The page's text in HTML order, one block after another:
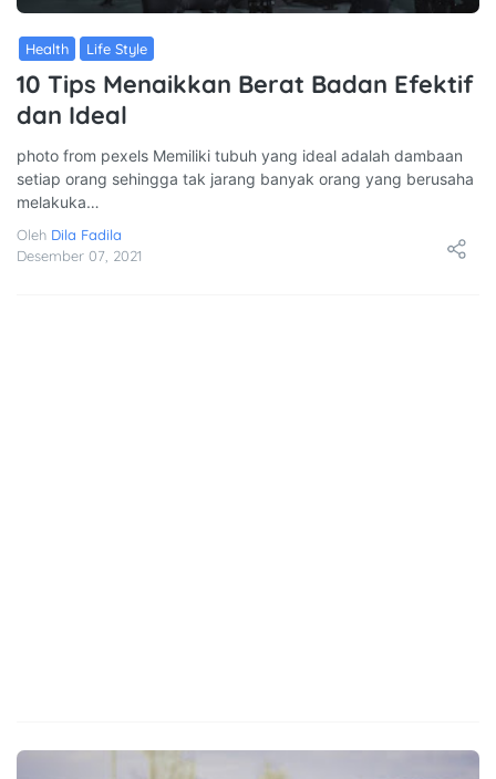
Health Life Style
10 Tips Menaikkan Berat Badan Efektif
dan Ideal
photo from pexels Memiliki tubuh yang ideal adalah dambaan
setiap orang sehingga tak jarang banyak orang yang berusaha
melakuka…
Oleh Dila Fadila
Desember 07, 2021